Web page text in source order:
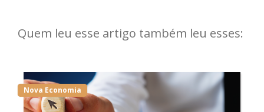
Quem leu esse artigo também leu esses:
Nova Economia